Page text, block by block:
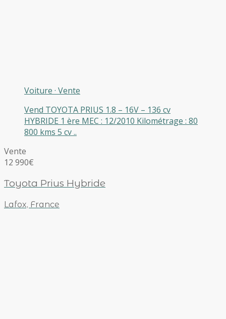
Voiture · Vente
Vend TOYOTA PRIUS 1.8 – 16V – 136 cv
HYBRIDE 1 ère MEC : 12/2010 Kilométrage : 80
800 kms 5 cv ..
Vente
12 990€
Toyota Prius Hybride
Lafox, France